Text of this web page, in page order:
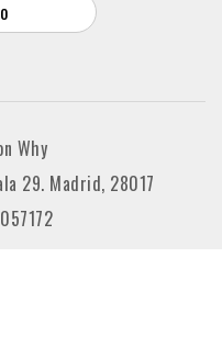
Why
29. Madrid, 28017